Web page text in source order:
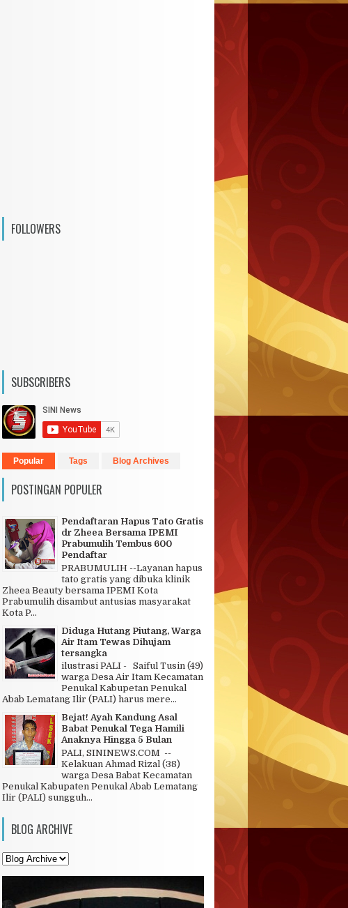
FOLLOWERS
SUBSCRIBERS
Popular Tags Blog Archives
POSTINGAN POPULER
Pendaftaran Hapus Tato Gratis
dr Zheea Bersama IPEMI
Prabumulih Tembus 600
Pendaftar
PRABUMULIH --Layanan hapus
tato gratis yang dibuka klinik
Zheea Beauty bersama IPEMI Kota
Prabumulih disambut antusias masyarakat
Kota P...
Diduga Hutang Piutang, Warga
Air Itam Tewas Dihujam
tersangka
ilustrasi PALI - Saiful Tusin (49)
warga Desa Air Itam Kecamatan
Penukal Kabupetan Penukal
Abab Lematang Ilir (PALI) harus mere...
Bejat! Ayah Kandung Asal
Babat Penukal Tega Hamili
Anaknya Hingga 5 Bulan
PALI, SININEWS.COM --
Kelakuan Ahmad Rizal (38)
warga Desa Babat Kecamatan
Penukal Kabupaten Penukal Abab Lematang
Ilir (PALI) sungguh...
BLOG ARCHIVE